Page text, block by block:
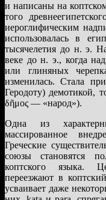
и написаны на
того
иероглифическим
использовалась в
тысячелетия до н. э.
веке до н. э., когда
или глиняных
изменилась. Стала
Геродоту) демотикой,
δῆμος — «народ»).
Одна из
массированное
Греческие
союзы становятся
коптского языка.
переезжают в
усваивает даже